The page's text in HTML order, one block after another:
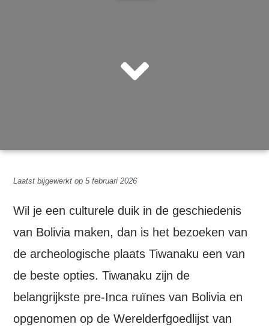
Laatst bijgewerkt op 5 februari 2026
Wil je een culturele duik in de geschiedenis
van Bolivia maken, dan is het bezoeken van
de archeologische plaats Tiwanaku een van
de beste opties. Tiwanaku zijn de
belangrijkste pre-Inca ruïnes van Bolivia en
opgenomen op de Werelderfgoedlijst van